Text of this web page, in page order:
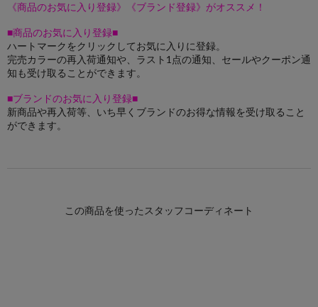
《商品のお気に入り登録》《ブランド登録》がオススメ！
■商品のお気に入り登録■
ハートマークをクリックしてお気に入りに登録。
完売カラーの再入荷通知や、ラスト1点の通知、セールやクーポン通
知も受け取ることができます。
■ブランドのお気に入り登録■
新商品や再入荷等、いち早くブランドのお得な情報を受け取ること
ができます。